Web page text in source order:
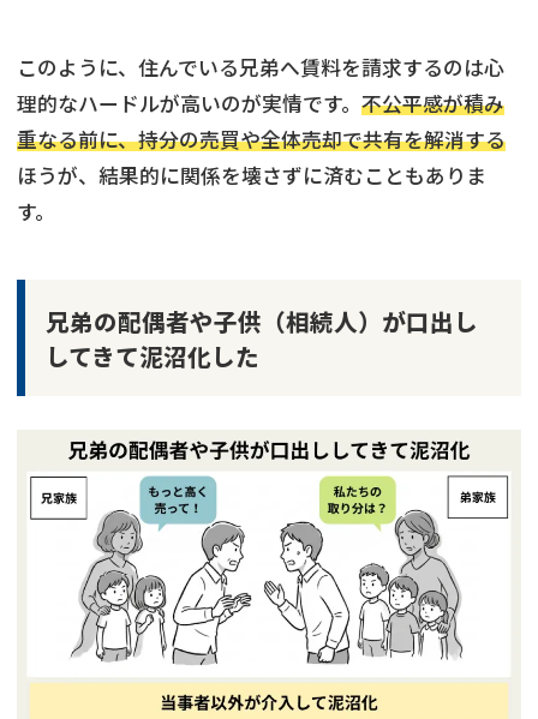
このように、住んでいる兄弟へ賃料を請求するのは心
理的なハードルが高いのが実情です。 不公平感が積み
重なる前に、持分の売買や全体売却で共有を解消する
ほうが、結果的に関係を壊さずに済むこともありま
す。
兄弟の配偶者や子供（相続人）が口出し
してきて泥沼化した